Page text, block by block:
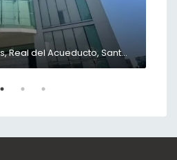
Torre Celtis Andares, Real del Acueducto, Santa Isabel, Zapopan, Región Centro, Jalisco, 45116, México